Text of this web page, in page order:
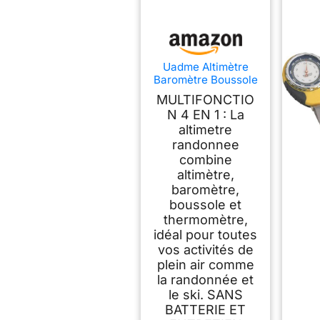
Uadme Altimètre
Baromètre Boussole
Thermomètre
Testeur 4 en 1,
Altimetre
Randonnee
Portable, sans Pile
avec Crochet,
Escalade Ski
Cyclisme
Équipement
Nécessaire
MULTIFONCTIO
N 4 EN 1 : La
altimetre
randonnee
combine
altimètre,
baromètre,
boussole et
thermomètre,
idéal pour toutes
vos activités de
plein air comme
la randonnée et
le ski. SANS
BATTERIE ET